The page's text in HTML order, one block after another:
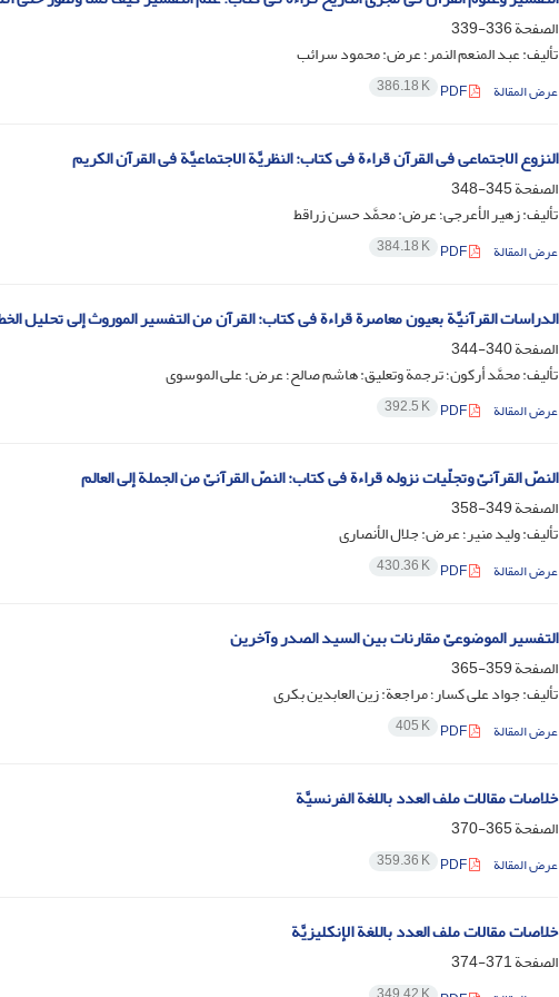
الصفحة336-339
تألیف: عبد المنعم النمر؛ عرض: محمود سرائب
عرض المقالة PDF
386.18 K
النزوع الاجتماعی فی القرآن قراءة فی کتاب: النظریَّة الاجتماعیَّة فی القرآن الکریم
الصفحة345-348
تألیف: زهیر الأعرجی؛ عرض: محمَّد حسن زراقط
عرض المقالة PDF
384.18 K
الدراسات القرآنیَّة بعیون معاصرة قراءة فی کتاب: القرآن من التفسیر الموروث إلى تحلیل
الصفحة340-344
تألیف: محمَّد أرکون؛ ترجمة وتعلیق: هاشم صالح؛ عرض: علی الموسوی
عرض المقالة PDF
392.5 K
النصّ القرآنیّ وتجلّیات نزوله قراءة فی کتاب: النصّ القرآنیّ من الجملة إلى العالم
الصفحة349-358
تألیف: ولید منیر؛ عرض: جلال الأنصاری
عرض المقالة PDF
430.36 K
التفسیر الموضوعیّ مقارنات بین السید الصدر وآخرین
الصفحة359-365
تألیف: جواد علی کسار؛ مراجعة: زین العابدین بکری
عرض المقالة PDF
405 K
خلاصات مقالات ملف العدد باللغة الفرنسیَّة
الصفحة365-370
عرض المقالة PDF
359.36 K
خلاصات مقالات ملف العدد باللغة الإنکلیزیَّة
الصفحة371-374